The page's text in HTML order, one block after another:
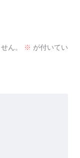
ん。 ※ が付いてい